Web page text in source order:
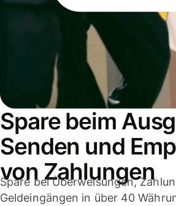
Spare beim
Senden und
von Zahlungen
Spare bei Überweisungen,
Geldeingängen in über 40